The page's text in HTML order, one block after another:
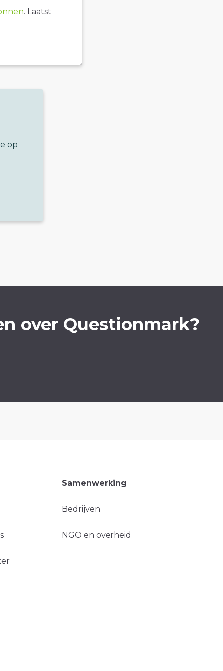
. Laatst
op
over Questionmark?
Samenwerking
Bedrijven
NGO en overheid